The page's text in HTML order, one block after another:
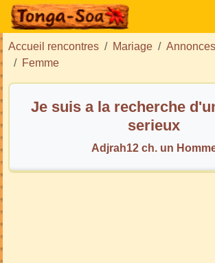
Accueil rencontres Mariage
Femme
Je suis a la recherche
serieux
Adjrah12 ch. un